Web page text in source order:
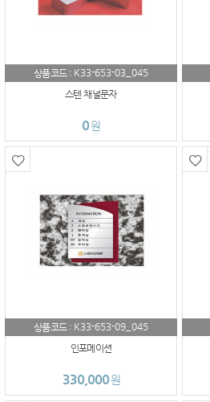
상품코드 : K33-653-03_045
스텐 채널문자
0원
상품코드 : K33-653-09_045
인포메이션
330,000원